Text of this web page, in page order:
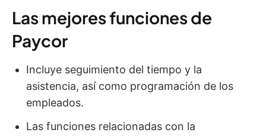
Las mejores funciones de
Paycor
Incluye seguimiento del tiempo y la
asistencia, así como programación de los
empleados.
Las funciones relacionadas con la